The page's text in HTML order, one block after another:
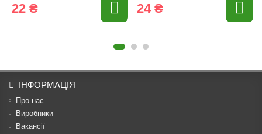
22 ₴ 24 ₴
ІНФОРМАЦІЯ
Про нас
Виробники
Вакансії